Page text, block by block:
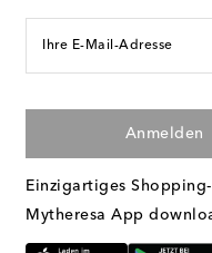
Ihre E-Mail-Adresse
Anmelden
Einzigartiges
Mytheresa App